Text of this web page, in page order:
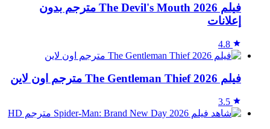
فيلم The Devil's Mouth 2026 مترجم بدون
إعلانات
4.8
فيلم The Gentleman Thief 2026 مترجم اون لاين
3.5